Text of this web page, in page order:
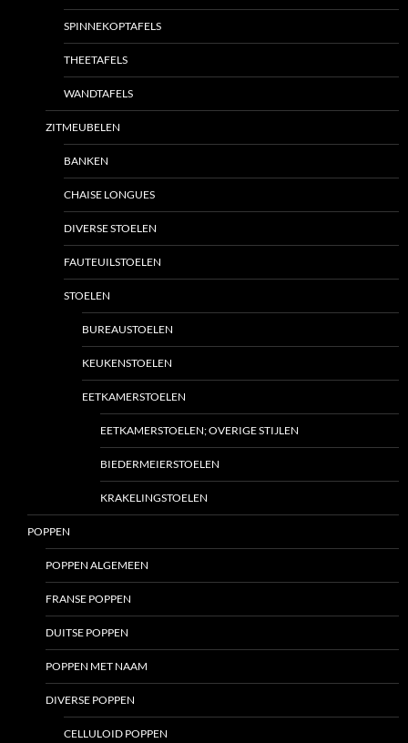
SPINNEKOPTAFELS
THEETAFELS
WANDTAFELS
ZITMEUBELEN
BANKEN
CHAISE LONGUES
DIVERSE STOELEN
FAUTEUILSTOELEN
STOELEN
BUREAUSTOELEN
KEUKENSTOELEN
EETKAMERSTOELEN
EETKAMERSTOELEN; OVERIGE STIJLEN
BIEDERMEIERSTOELEN
KRAKELINGSTOELEN
POPPEN
POPPEN ALGEMEEN
FRANSE POPPEN
DUITSE POPPEN
POPPEN MET NAAM
DIVERSE POPPEN
CELLULOID POPPEN